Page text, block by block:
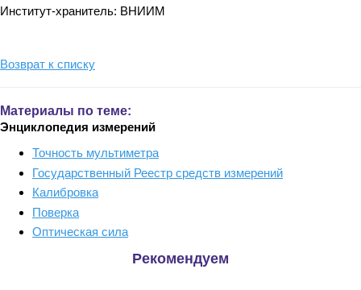
Институт-хранитель: ВНИИМ
Возврат к списку
Материалы по теме:
Энциклопедия измерений
Точность мультиметра
Государственный Реестр средств измерений
Калибровка
Поверка
Оптическая сила
Рекомендуем